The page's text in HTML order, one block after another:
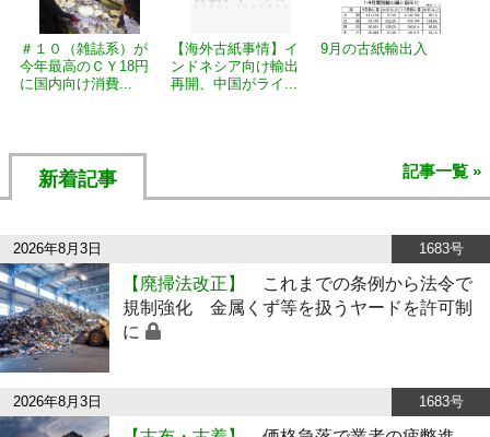
＃１０（雑誌系）が
今年最高のＣＹ18円
に国内向け消費...
【海外古紙事情】イ
ンドネシア向け輸出
再開、中国がライ...
9月の古紙輸出入
新着記事 記事一覧 »
2026年8月3日 1683号
【廃掃法改正】
これまでの条例から法令で
規制強化 金属くず等を扱うヤードを許可制
に
2026年8月3日 1683号